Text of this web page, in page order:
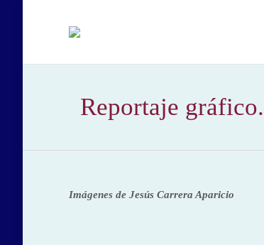
Reportaje
Imágenes de Jesús Carrera Aparicio